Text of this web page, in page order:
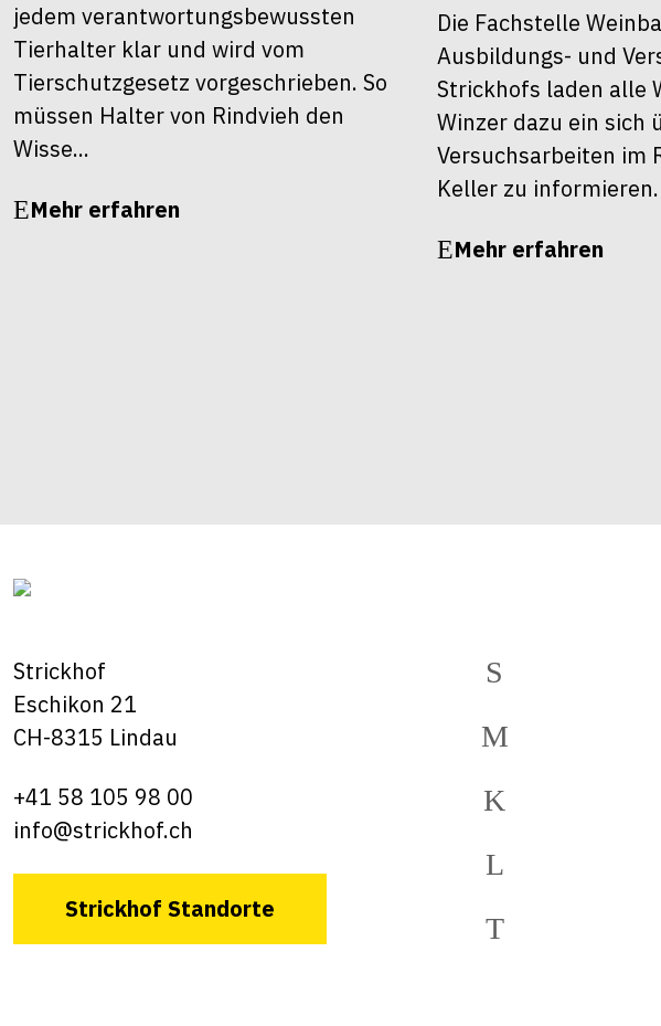
jedem verantwortungsbewussten
Tierhalter klar und wird vom
Tierschutzgesetz vorgeschrieben. So
müssen Halter von Rindvieh den
Wisse...
Mehr erfahren
Die Fachstelle
Ausbildungs- und
Strickhofs laden alle
Winzer dazu ein sich
Versuchsarbeiten im
Keller zu informieren.
Mehr erfahren
Strickhof
Eschikon 21
CH-8315 Lindau
+41 58 105 98 00
info@strickhof.ch
Strickhof Standorte